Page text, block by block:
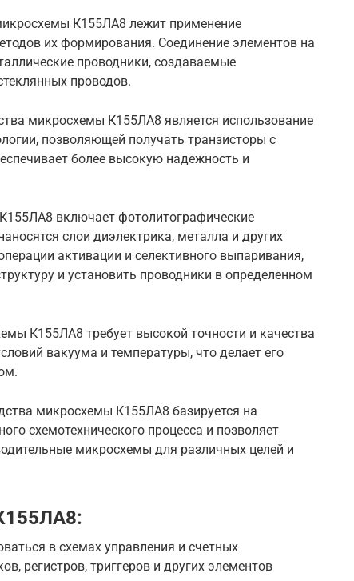
К155ЛА8 лежит применение
их формирования. Соединение элементов на
проводники, создаваемые
проводов.
микросхемы К155ЛА8 является использование
позволяющей получать транзисторы с
более высокую надежность и
включает фотолитографические
слои диэлектрика, металла и других
активации и селективного выпаривания,
и установить проводники в определенном
К155ЛА8 требует высокой точности и качества
вакуума и температуры, что делает его
микросхемы К155ЛА8 базируется на
схемотехнического процесса и позволяет
микросхемы для различных целей и
в схемах управления и счетных
регистров, триггеров и других элементов